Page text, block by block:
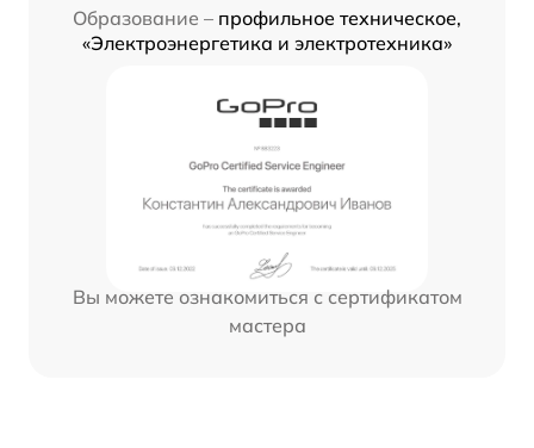
Образование – профильное техническое,
«Электроэнергетика и электротехника»
Вы можете ознакомиться с сертификатом
мастера